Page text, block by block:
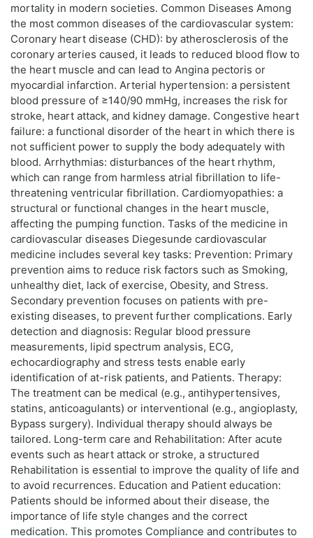
mortality in modern societies. Common Diseases Among
the most common diseases of the cardiovascular system:
Coronary heart disease (CHD): by atherosclerosis of the
coronary arteries caused, it leads to reduced blood flow to
the heart muscle and can lead to Angina pectoris or
myocardial infarction. Arterial hypertension: a persistent
blood pressure of ≥140/90 mmHg, increases the risk for
stroke, heart attack, and kidney damage. Congestive heart
failure: a functional disorder of the heart in which there is
not sufficient power to supply the body adequately with
blood. Arrhythmias: disturbances of the heart rhythm,
which can range from harmless atrial fibrillation to life-
threatening ventricular fibrillation. Cardiomyopathies: a
structural or functional changes in the heart muscle,
affecting the pumping function. Tasks of the medicine in
cardiovascular diseases Diegesunde cardiovascular
medicine includes several key tasks: Prevention: Primary
prevention aims to reduce risk factors such as Smoking,
unhealthy diet, lack of exercise, Obesity, and Stress.
Secondary prevention focuses on patients with pre-
existing diseases, to prevent further complications. Early
detection and diagnosis: Regular blood pressure
measurements, lipid spectrum analysis, ECG,
echocardiography and stress tests enable early
identification of at-risk patients, and Patients. Therapy:
The treatment can be medical (e.g., antihypertensives,
statins, anticoagulants) or interventional (e.g., angioplasty,
Bypass surgery). Individual therapy should always be
tailored. Long-term care and Rehabilitation: After acute
events such as heart attack or stroke, a structured
Rehabilitation is essential to improve the quality of life and
to avoid recurrences. Education and Patient education:
Patients should be informed about their disease, the
importance of life style changes and the correct
medication. This promotes Compliance and contributes to